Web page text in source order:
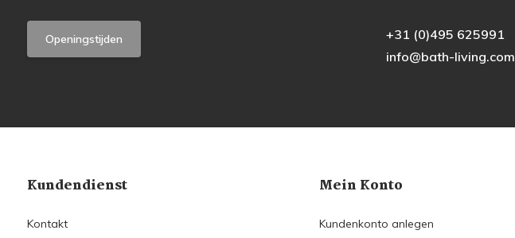
Openingstijden
+31 (0)495 625991
info@bath-living.com
Kundendienst
Kontakt
Mein Konto
Kundenkonto anlegen